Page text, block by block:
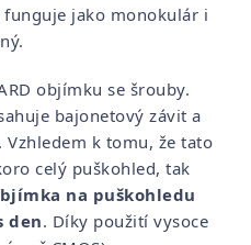
funguje jako monokulár i
objímku se šrouby.
bajonetový závit a
k tomu, že tato
celý puškohled, tak
na puškohledu
den. Díky použití vysoce